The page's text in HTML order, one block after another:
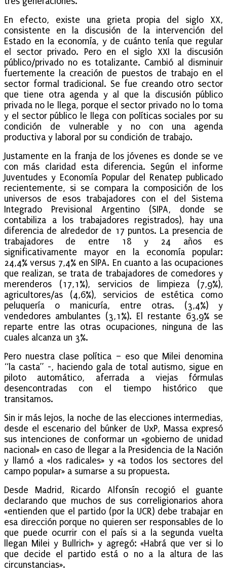
En efecto, existe una grieta propia del siglo XX,
consistente en la discusión de la intervención del
Estado en la economía, y de cuánto tenía que regular
el sector privado. Pero en el siglo XXI la discusión
público/privado no es totalizante. Cambió al disminuir
fuertemente la creación de puestos de trabajo en el
sector formal tradicional. Se fue creando otro sector
que tiene otra agenda y al que la discusión público
privada no le llega, porque el sector privado no lo toma
y el sector público le llega con políticas sociales por su
condición de vulnerable y no con una agenda
productiva y laboral por su condición de trabajo.
Justamente en la franja de los jóvenes es donde se ve
con más claridad esta diferencia. Según el informe
Juventudes y Economía Popular del Renatep publicado
recientemente, si se compara la composición de los
universos de esos trabajadores con el del Sistema
Integrado Previsional Argentino (SIPA, donde se
contabiliza a los trabajadores registrados), hay una
diferencia de alrededor de 17 puntos. La presencia de
trabajadores de entre 18 y 24 años es
significativamente mayor en la economía popular:
24,4% versus 7,4% en SIPA. En cuanto a las ocupaciones
que realizan, se trata de trabajadores de comedores y
merenderos (17,1%), servicios de limpieza (7,9%),
agricultores/as (4,6%), servicios de estética como
peluquería o manicuría, entre otras. (3,4%) y
vendedores ambulantes (3,1%). El restante 63,9% se
reparte entre las otras ocupaciones, ninguna de las
cuales alcanza un 3%.
Pero nuestra clase política – eso que Milei denomina
“la casta” -, haciendo gala de total autismo, sigue en
piloto automático, aferrada a viejas fórmulas
desencontradas con el tiempo histórico que
transitamos.
Sin ir más lejos, la noche de las elecciones intermedias,
desde el escenario del búnker de UxP, Massa expresó
sus intenciones de conformar un «gobierno de unidad
nacional» en caso de llegar a la Presidencia de la Nación
y llamó a «los radicales» y «a todos los sectores del
campo popular» a sumarse a su propuesta.
Desde Madrid, Ricardo Alfonsín recogió el guante
declarando que muchos de sus correligionarios ahora
«entienden que el partido (por la UCR) debe trabajar en
esa dirección porque no quieren ser responsables de lo
que puede ocurrir con el país si a la segunda vuelta
llegan Milei y Bullrich» y agregó: «Habrá que ver si lo
que decide el partido está o no a la altura de las
circunstancias».